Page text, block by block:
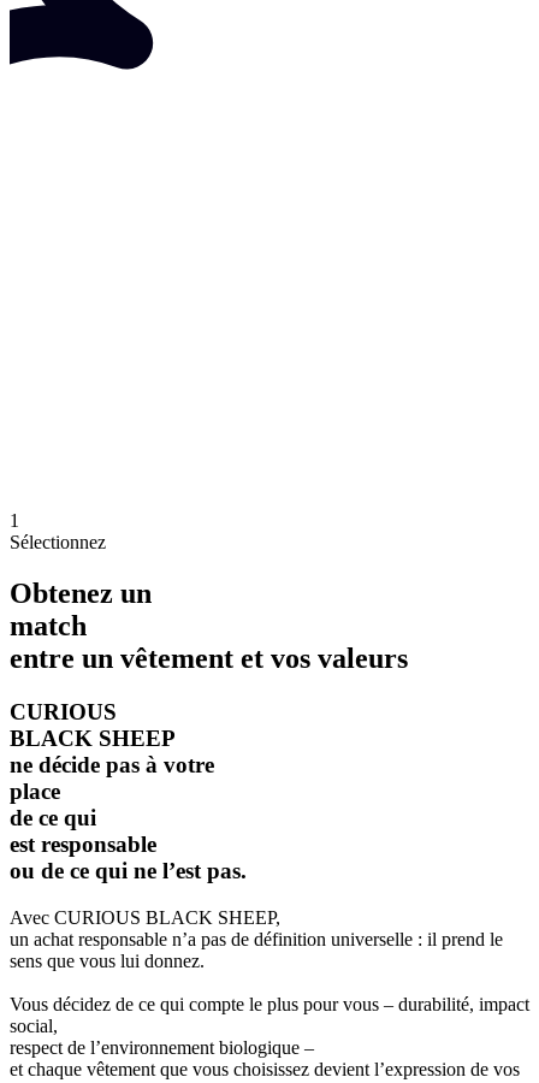
1
Sélectionnez
Obtenez un
match
entre un vêtement et vos valeurs
CURIOUS
BLACK SHEEP
ne décide pas à votre
place
de ce qui
est responsable
ou de ce qui ne l’est pas.
Avec CURIOUS BLACK SHEEP,
un achat responsable n’a pas de définition universelle : il prend le
sens que vous lui donnez.
Vous décidez de ce qui compte le plus pour vous – durabilité, impact
social,
respect de l’environnement biologique –
et chaque vêtement que vous choisissez devient l’expression de vos